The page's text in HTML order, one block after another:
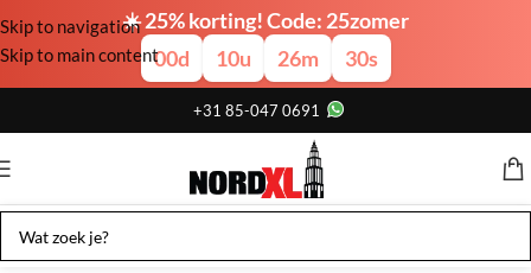
☀️ 25% korting! Code: 25zomer
00d 10u 26m 29s
Skip to navigation
Skip to main content
+31 85-047 0691